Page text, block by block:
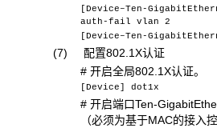
[Device–Ten-
auth-fail vlan 2
[Device–Ten-
(7) 配置802.1X认证
# 开启全局802.1X认证。
[Device] dot1x
# 开启端口Ten-
（必须为基于MAC的接入